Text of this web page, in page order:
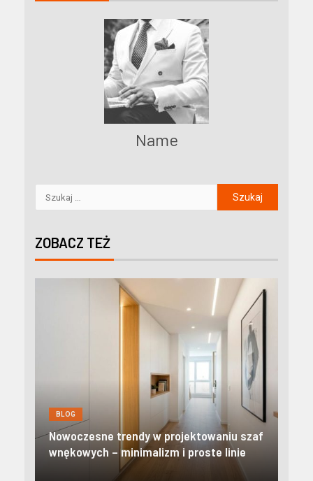
Name
ZOBACZ TEŻ
w projektowaniu szaf
i proste linie
BLOG
Nowoczesne apartamenty w
Odkryj prestiżowy standard i
niezależność w Tatrach